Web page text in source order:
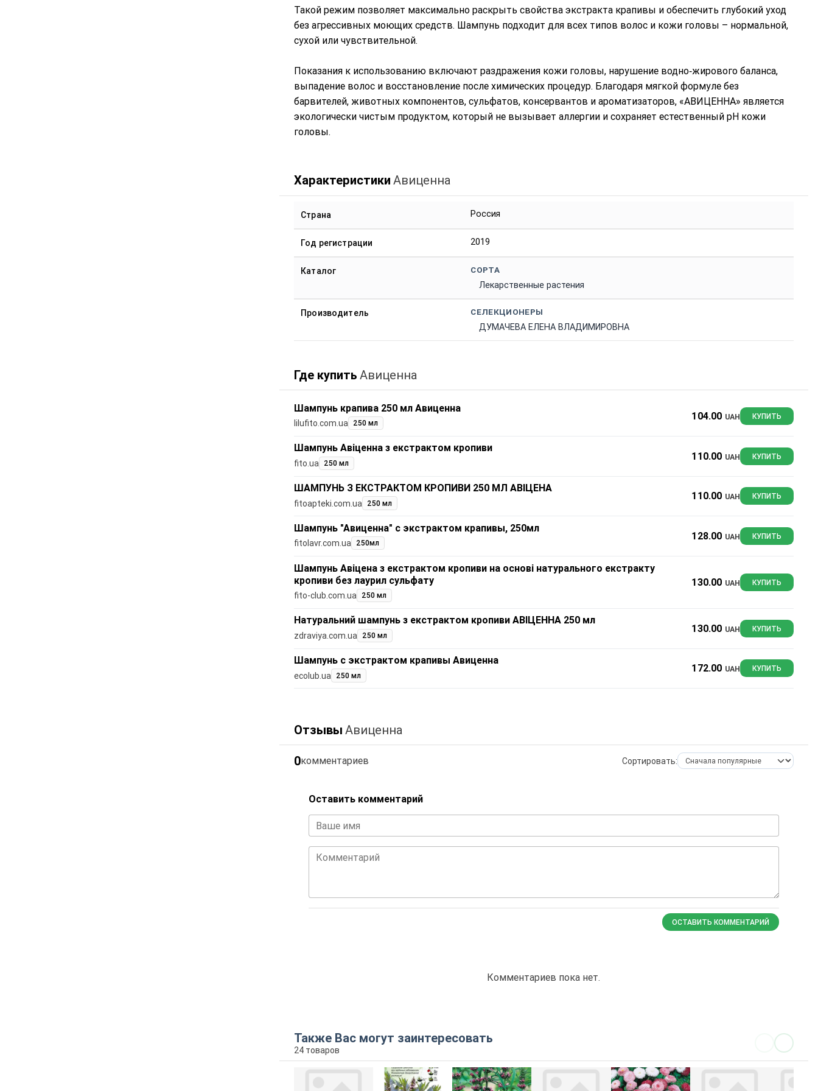
Такой режим позволяет максимально раскрыть свойства экстракта крапивы и обеспечить глубокий уход
без агрессивных моющих средств. Шампунь подходит для всех типов волос и кожи головы – нормальной,
сухой или чувствительной.
Показания к использованию включают раздражения кожи головы, нарушение водно‑жирового баланса,
выпадение волос и восстановление после химических процедур. Благодаря мягкой формуле без
барвителей, животных компонентов, сульфатов, консервантов и ароматизаторов, «АВИЦЕННА» является
экологически чистым продуктом, который не вызывает аллергии и сохраняет естественный pH кожи
головы.
Характеристики Авиценна
Страна Россия
Год регистрации 2019
Каталог СОРТА
Лекарственные растения
Производитель СЕЛЕКЦИОНЕРЫ
ДУМАЧЕВА ЕЛЕНА ВЛАДИМИРОВНА
Где купить Авиценна
Шампунь крапива 250 мл Авиценна
lilufito.com.ua 250 мл
104.00 UAH КУПИТЬ
Шампунь Авіценна з екстрактом кропиви
fito.ua 250 мл
110.00 UAH КУПИТЬ
ШАМПУНЬ З ЕКСТРАКТОМ КРОПИВИ 250 МЛ АВІЦЕНА
fitoapteki.com.ua 250 мл
110.00 UAH КУПИТЬ
Шампунь "Авиценна" с экстрактом крапивы, 250мл
fitolavr.com.ua 250мл
128.00 UAH КУПИТЬ
Шампунь Авіцена з екстрактом кропиви на основі натурального екстракту
кропиви без лаурил сульфату
fito-club.com.ua 250 мл
130.00 UAH КУПИТЬ
Натуральний шампунь з екстрактом кропиви АВІЦЕННА 250 мл
zdraviya.com.ua 250 мл
130.00 UAH КУПИТЬ
Шампунь с экстрактом крапивы Авиценна
ecolub.ua 250 мл
172.00 UAH КУПИТЬ
Отзывы Авиценна
0комментариев Сортировать:
Оставить комментарий
Ваше имя
Комментарий
ОСТАВИТЬ КОММЕНТАРИЙ
Комментариев пока нет.
Также Вас могут заинтересовать
24 товаров